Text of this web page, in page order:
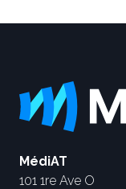
MédiAT
101 1re Ave O